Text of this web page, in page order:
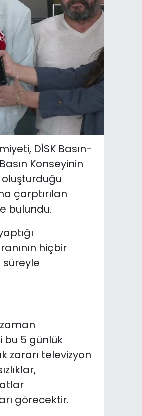
DİSK Basın-
Konseyinin
çarptırılan
bulundu.
hiçbir
bu 5 günlük
zararı televizyon
görecektir.